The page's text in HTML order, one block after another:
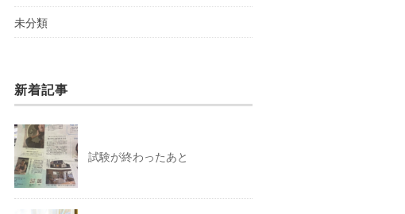
未分類
新着記事
試験が終わったあと